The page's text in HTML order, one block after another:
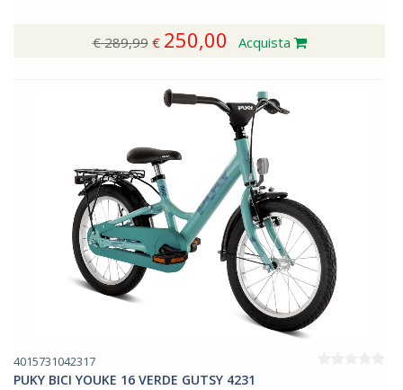
€ 289,99€ 250,00 Acquista
4015731042317
PUKY BICI YOUKE 16 VERDE GUTSY 4231